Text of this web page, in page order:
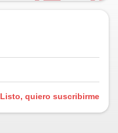
Listo, quiero suscribirme